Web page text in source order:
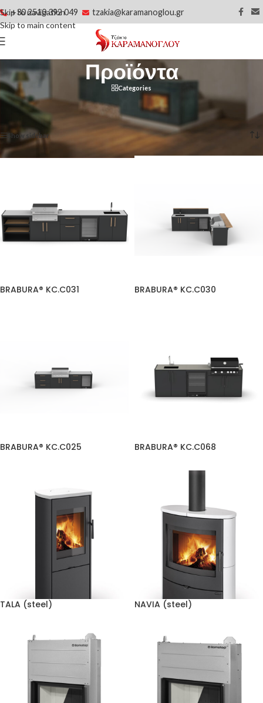
Skip to navigation
Skip to main content
+30 2510 392 049 tzakia@karamanoglou.gr
Προϊόντα
Categories
Αρχική σελίδα/Προϊόντα
Βλέπετε 21–40 από 196 αποτελέσματα
Show sidebar
BRABURA® KC.C031 BRABURA® KC.C030
BRABURA® KC.C025 BRABURA® KC.C068
TALA (steel) NAVIA (steel)